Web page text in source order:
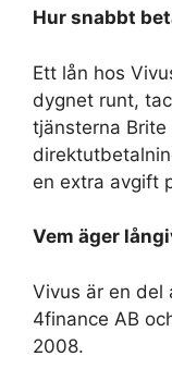
Hur snabbt
Ett lån hos
dygnet runt,
tjänsterna Brite
en extra avgift
Vem äger
Vivus är en del
4finance AB
2008.